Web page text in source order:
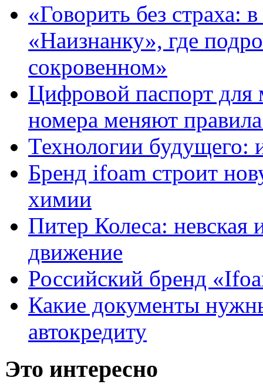
«Говорить без страха:
«Наизнанку», где
сокровенном»
Цифровой паспорт для
номера меняют
Технологии будущего:
Бренд ifoam строит
химии
Питер Колеса: невская
движение
Российский бренд
Какие документы
автокредиту
Это интересно